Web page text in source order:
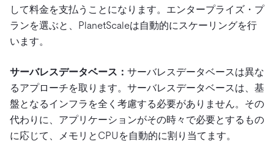
して料金を支払うことになります。エンタープライズ・プ
ランを選ぶと、PlanetScaleは自動的にスケーリングを行
います。
サーバレスデータベース： サーバレスデータベースは異な
るアプローチを取ります。サーバレスデータベースは、基
盤となるインフラを全く考慮する必要がありません。その
代わりに、アプリケーションがその時々で必要とするもの
に応じて、メモリとCPUを自動的に割り当てます。